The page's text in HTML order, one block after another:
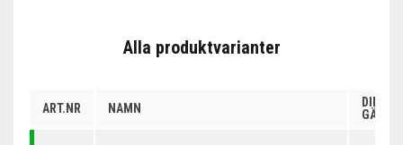
Alla produktvarianter
ART.NR NAMN